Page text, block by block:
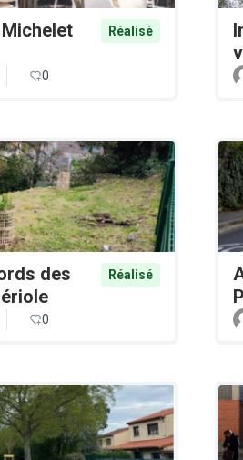
Réalisé
0
des
Réalisé
0